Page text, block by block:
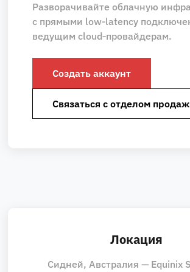
Разворачивайте облачную
с прямыми low‑latency
ведущим cloud‑провайдерам.
Создать аккаунт
Связаться с отделом продаж
Локация
Сидней, Австралия — Equinix